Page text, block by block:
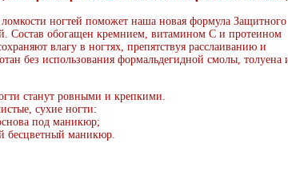
ломкости ногтей поможет наша новая формула Защитного
Состав обогащен кремнием, витамином С и протеином
влагу в ногтях, препятствуя расслаиванию и
без использования формальдегидной смолы, толуена
станут ровными и крепкими.
сухие ногти:
под маникюр;
маникюр.